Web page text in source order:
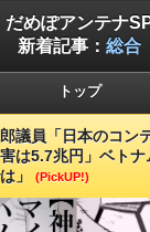
だめぽアンテナ
新着記事： 総合
トップ
郎議員「日本のコン
は5.7兆円」ベト
」
(PickUP!)